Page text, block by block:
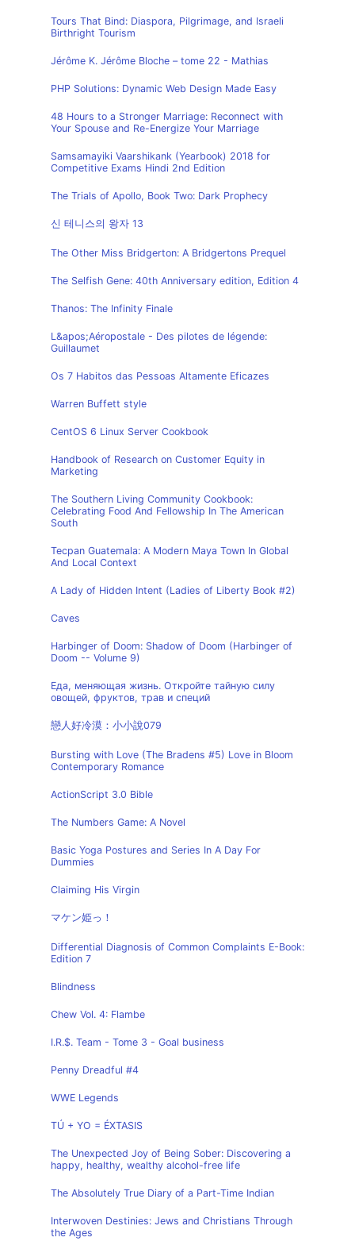
Tours That Bind: Diaspora, Pilgrimage, and Israeli
Birthright Tourism
Jérôme K. Jérôme Bloche – tome 22 - Mathias
PHP Solutions: Dynamic Web Design Made Easy
48 Hours to a Stronger Marriage: Reconnect with
Your Spouse and Re-Energize Your Marriage
Samsamayiki Vaarshikank (Yearbook) 2018 for
Competitive Exams Hindi 2nd Edition
The Trials of Apollo, Book Two: Dark Prophecy
신 테니스의 왕자 13
The Other Miss Bridgerton: A Bridgertons Prequel
The Selfish Gene: 40th Anniversary edition, Edition 4
Thanos: The Infinity Finale
L&apos;Aéropostale - Des pilotes de légende:
Guillaumet
Os 7 Habitos das Pessoas Altamente Eficazes
Warren Buffett style
CentOS 6 Linux Server Cookbook
Handbook of Research on Customer Equity in
Marketing
The Southern Living Community Cookbook:
Celebrating Food And Fellowship In The American
South
Tecpan Guatemala: A Modern Maya Town In Global
And Local Context
A Lady of Hidden Intent (Ladies of Liberty Book #2)
Caves
Harbinger of Doom: Shadow of Doom (Harbinger of
Doom -- Volume 9)
Еда, меняющая жизнь. Откройте тайную силу
овощей, фруктов, трав и специй
戀人好冷漠：小小說079
Bursting with Love (The Bradens #5) Love in Bloom
Contemporary Romance
ActionScript 3.0 Bible
The Numbers Game: A Novel
Basic Yoga Postures and Series In A Day For
Dummies
Claiming His Virgin
マケン姫っ！
Differential Diagnosis of Common Complaints E-Book:
Edition 7
Blindness
Chew Vol. 4: Flambe
I.R.$. Team - Tome 3 - Goal business
Penny Dreadful #4
WWE Legends
TÚ + YO = ÉXTASIS
The Unexpected Joy of Being Sober: Discovering a
happy, healthy, wealthy alcohol-free life
The Absolutely True Diary of a Part-Time Indian
Interwoven Destinies: Jews and Christians Through
the Ages